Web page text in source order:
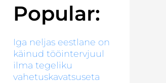
Popular:
Iga neljas eestlane on
käinud tööintervjuul
ilma tegeliku
vahetuskavatsuseta